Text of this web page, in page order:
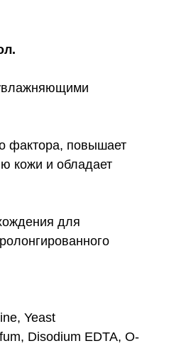
фактора, повышает
кожи и обладает
для
Yeast
Disodium EDTA, O-